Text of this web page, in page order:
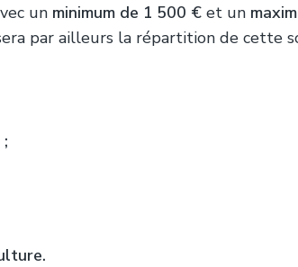
un minimum de 1 500 € et un
par ailleurs la répartition de cette